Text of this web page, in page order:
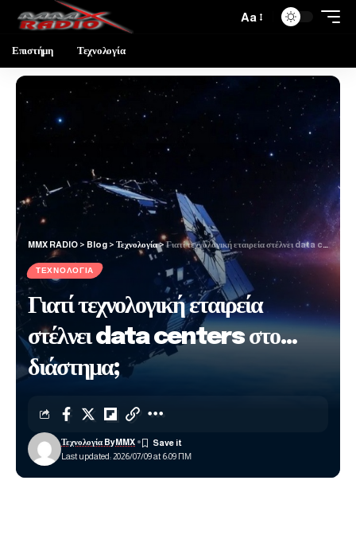
Aa
Επιστήμη Τεχνολογία
MMX RADIO > Blog > Τεχνολογία>Γιατί τεχνολογική εταιρεία στέλνει data centers στο… διάστημα;
ΤΕΧΝΟΛΟΓΊΑ
Γιατί τεχνολογική εταιρεία
στέλνει data centers στο…
διάστημα;
Last updated: 2026/07/09 at 6:09 ΠΜ
Τεχνολογία ByMMX